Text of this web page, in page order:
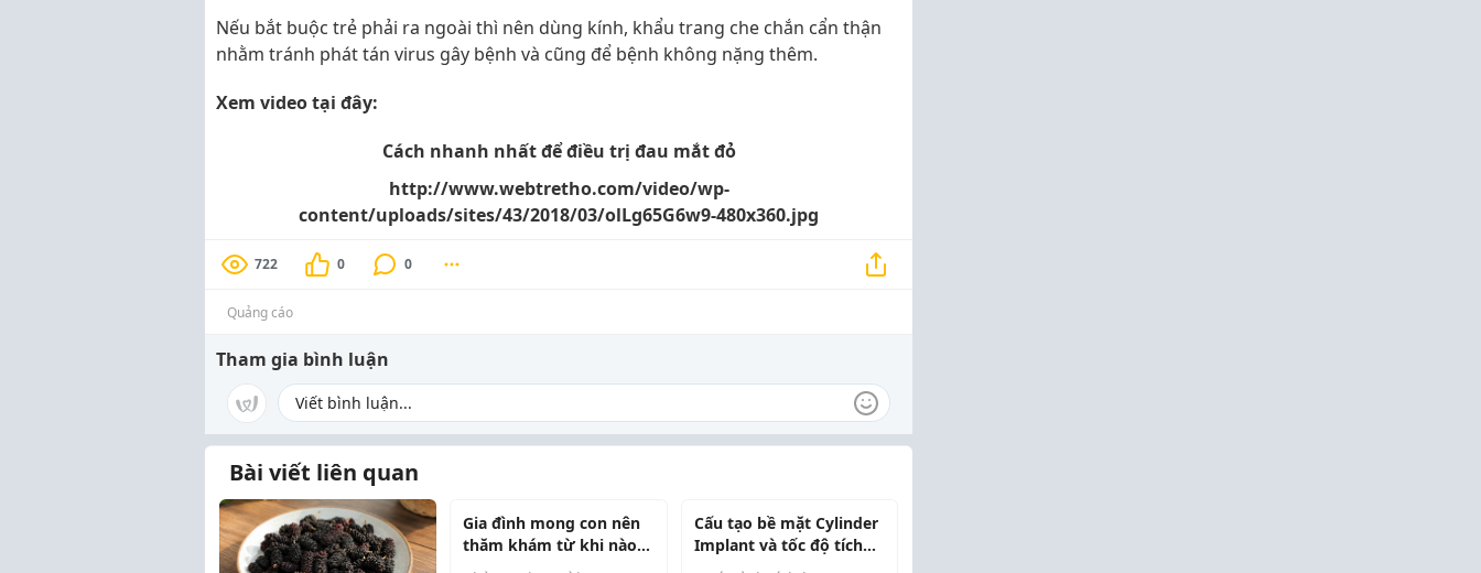
Nếu bắt buộc trẻ phải ra ngoài thì nên dùng kính, khẩu trang che chắn cẩn thận
nhằm tránh phát tán virus gây bệnh và cũng để bệnh không nặng thêm.
Xem video tại đây:
Cách nhanh nhất để điều trị đau mắt đỏ
http://www.webtretho.com/video/wp-
content/uploads/sites/43/2018/03/olLg65G6w9-480x360.jpg
722 0 0
Quảng cáo
Tham gia bình luận
Bài viết liên quan
Gia đình mong con nên
thăm khám từ khi nào
để không mất thêm thời
Cấu tạo bề mặt Cylinder
Implant và tốc độ tích
hợp xương